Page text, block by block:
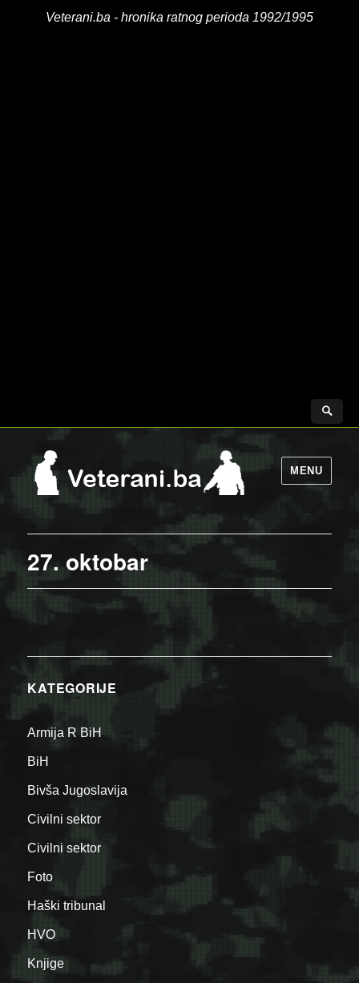
Veterani.ba - hronika ratnog perioda 1992/1995
MENU
27. oktobar
KATEGORIJE
Armija R BiH
BiH
Bivša Jugoslavija
Civilni sektor
Civilni sektor
Foto
Haški tribunal
HVO
Knjige